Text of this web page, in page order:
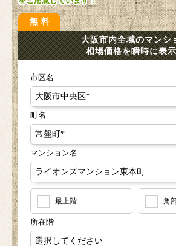
無料
大阪市内全域のマンシ
相場価格を瞬時に表
市区名
町名
マンション名
最上階 角
所在階